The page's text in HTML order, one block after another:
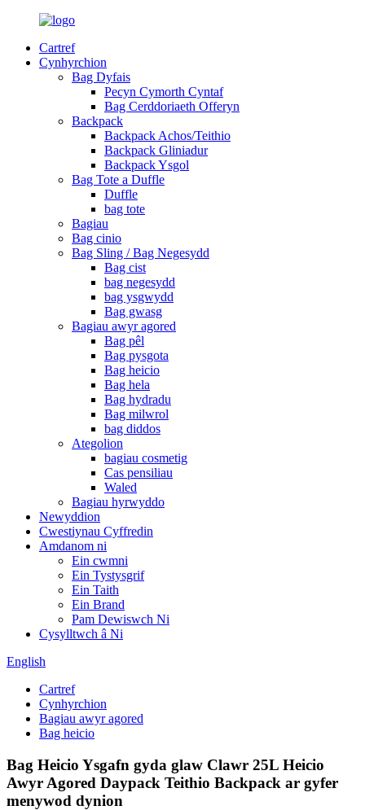
Cartref
Cynhyrchion
Bag Dyfais
Pecyn Cymorth Cyntaf
Bag Cerddoriaeth Offeryn
Backpack
Backpack Achos/Teithio
Backpack Gliniadur
Backpack Ysgol
Bag Tote a Duffle
Duffle
bag tote
Bagiau
Bag cinio
Bag Sling / Bag Negesydd
Bag cist
bag negesydd
bag ysgwydd
Bag gwasg
Bagiau awyr agored
Bag pêl
Bag pysgota
Bag heicio
Bag hela
Bag hydradu
Bag milwrol
bag diddos
Ategolion
bagiau cosmetig
Cas pensiliau
Waled
Bagiau hyrwyddo
Newyddion
Cwestiynau Cyffredin
Amdanom ni
Ein cwmni
Ein Tystysgrif
Ein Taith
Ein Brand
Pam Dewiswch Ni
Cysylltwch â Ni
English
Cartref
Cynhyrchion
Bagiau awyr agored
Bag heicio
Bag Heicio Ysgafn gyda glaw Clawr 25L Heicio
Awyr Agored Daypack Teithio Backpack ar gyfer
menywod dynion